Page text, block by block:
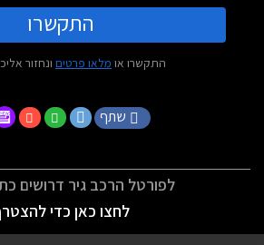
התקשרו
התקשרו או מלאו פרטים ונחזור
שתף
לפורטל הרכב גיר דרושים
לחצו כאן כדי